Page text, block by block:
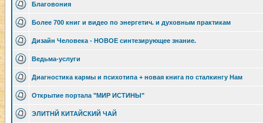
Благовония
Более 700 книг и видео по энергетич. и духовным практикам
Дизайн Человека - НОВОЕ синтезирующее знание.
Ведьма-услуги
Диагностика кармы и психотипа + новая книга по сталкингу Нам
Открытие портала "МИР ИСТИНЫ"
ЭЛИТНЙ КИТАЙСКИЙ ЧАЙ